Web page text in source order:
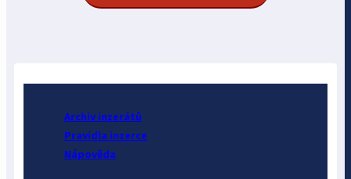
Archiv inzerátů
Pravidla inzerce
Nápověda